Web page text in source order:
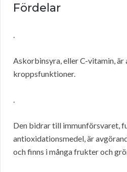
Fördelar
.
Askorbinsyra, eller C-vitamin,
kroppsfunktioner.
.
Den bidrar till immunförsvaret,
antioxidationsmedel, är
och finns i många frukter och